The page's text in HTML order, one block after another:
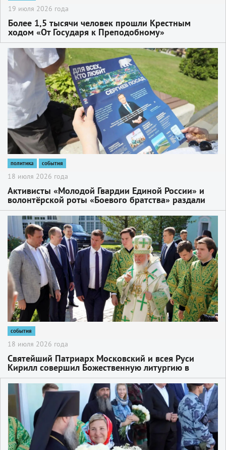
19 июля 2026 года
Более 1,5 тысячи человек прошли Крестным
ходом «От Государя к Преподобному»
2
политика события
18 июля 2026 года
Активисты «Молодой Гвардии Единой России» и
волонтёрской роты «Боевого братства» раздали
жителям буклеты с отчётом о работе депутата
Госдумы, члена Генерального совета партии
«Единая Россия» Сергея Пахомова
события
18 июля 2026 года
Святейший Патриарх Московский и всея Руси
Кирилл совершил Божественную литургию в
Троице-Сергиевой лавре